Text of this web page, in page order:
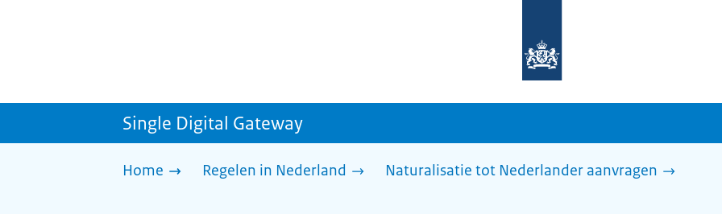
homepage
sdg.rijksoverheid.nl
Single Digital Gateway
Home Regelen in Nederland Naturalisatie tot Nederlander aanvragen